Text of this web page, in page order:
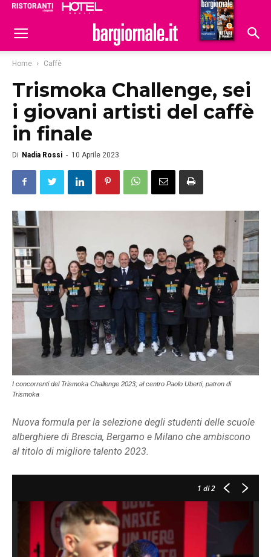
Hoteldomani
Home Caffè
Trismoka Challenge, sei
i giovani artisti del caffè
in finale
Di Nadia Rossi - 10 Aprile 2023
I concorrenti del Trismoka Challenge 2023; al centro Paolo Uberti, patron di
Trismoka
Nuova formula per la selezione degli studenti delle scuole
alberghiere di Brescia, Bergamo e Milano che ambiscono
al titolo di migliore talento 2023.
1 di 2